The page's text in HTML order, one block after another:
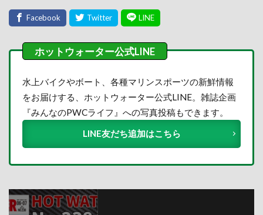
水上バイクやボート、各種マリンスポーツの新鮮情報
をお届けする、ホットウォーター公式LINE。雑誌企画
『みんなのPWCライフ』への写真投稿もできます。
LINE友だち追加はこちら